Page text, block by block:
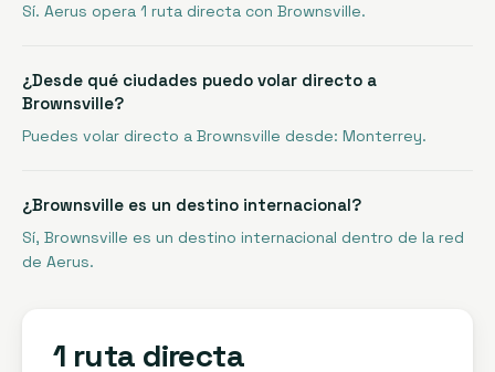
Sí. Aerus opera 1 ruta directa con Brownsville.
¿Desde qué ciudades puedo volar directo a
Brownsville?
Puedes volar directo a Brownsville desde: Monterrey.
¿Brownsville es un destino internacional?
Sí, Brownsville es un destino internacional dentro de la red
de Aerus.
1 ruta directa